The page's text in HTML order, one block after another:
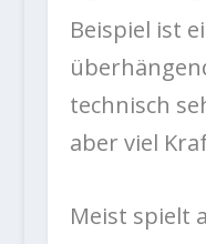
Beispiel ist
technisch
aber viel
Meist spielt